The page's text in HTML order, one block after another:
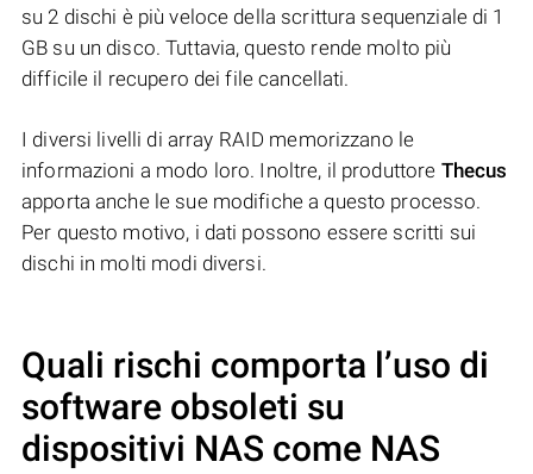
su 2 dischi è più veloce della scrittura sequenziale di 1
GB su un disco. Tuttavia, questo rende molto più
difficile il recupero dei file cancellati.
I diversi livelli di array RAID memorizzano le
informazioni a modo loro. Inoltre, il produttore Thecus
apporta anche le sue modifiche a questo processo.
Per questo motivo, i dati possono essere scritti sui
dischi in molti modi diversi.
Quali rischi comporta l’uso di
software obsoleti su
dispositivi NAS come NAS